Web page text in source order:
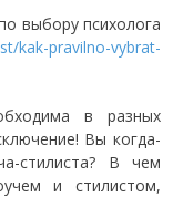
выбору психолога
kak-pravilno-vybrat-
в разных
Вы когда-
стилиста? В чем
и стилистом,